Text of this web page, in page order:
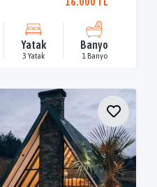
Yatak
3 Yatak
Banyo
1 Banyo